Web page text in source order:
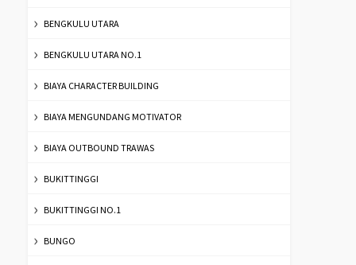
BENGKULU UTARA
BENGKULU UTARA NO.1
BIAYA CHARACTER BUILDING
BIAYA MENGUNDANG MOTIVATOR
BIAYA OUTBOUND TRAWAS
BUKITTINGGI
BUKITTINGGI NO.1
BUNGO